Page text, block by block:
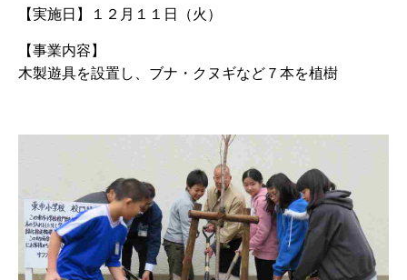
【実施日】 １２月１１日（火）
【事業内容】
木製遊具を設置し、ブナ・クヌギなど７本を植樹